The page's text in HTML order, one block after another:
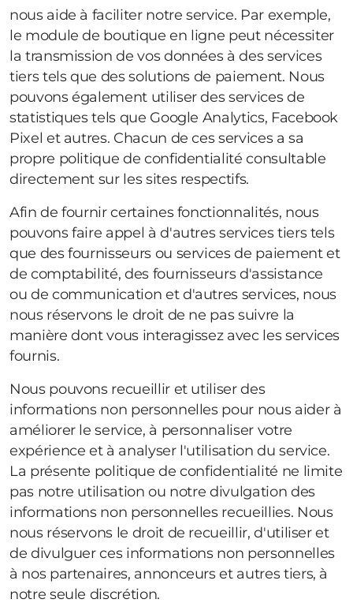
nous aide à faciliter notre service. Par exemple,
le module de boutique en ligne peut nécessiter
la transmission de vos données à des services
tiers tels que des solutions de paiement. Nous
pouvons également utiliser des services de
statistiques tels que Google Analytics, Facebook
Pixel et autres. Chacun de ces services a sa
propre politique de confidentialité consultable
directement sur les sites respectifs.
Afin de fournir certaines fonctionnalités, nous
pouvons faire appel à d'autres services tiers tels
que des fournisseurs ou services de paiement et
de comptabilité, des fournisseurs d'assistance
ou de communication et d'autres services, nous
nous réservons le droit de ne pas suivre la
manière dont vous interagissez avec les services
fournis.
Nous pouvons recueillir et utiliser des
informations non personnelles pour nous aider à
améliorer le service, à personnaliser votre
expérience et à analyser l'utilisation du service.
La présente politique de confidentialité ne limite
pas notre utilisation ou notre divulgation des
informations non personnelles recueillies. Nous
nous réservons le droit de recueillir, d'utiliser et
de divulguer ces informations non personnelles
à nos partenaires, annonceurs et autres tiers, à
notre seule discrétion.